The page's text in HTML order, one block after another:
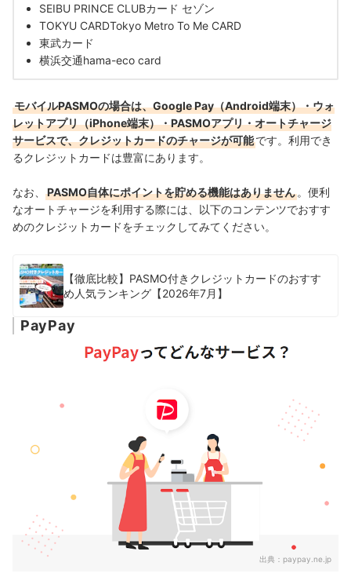
SEIBU PRINCE CLUBカード セゾン
TOKYU CARDTokyo Metro To Me CARD
東武カード
横浜交通hama-eco card
モバイルPASMOの場合は、Google Pay（Android端末）・ウォ
レットアプリ（iPhone端末）・PASMOアプリ・オートチャージ
サービスで、クレジットカードのチャージが可能です。利用でき
るクレジットカードは豊富にあります。
なお、 PASMO自体にポイントを貯める機能はありません 。便利
なオートチャージを利用する際には、以下のコンテンツでおすす
めのクレジットカードをチェックしてみてください。
【徹底比較】PASMO付きクレジットカードのおすす
め人気ランキング【2026年7月】
PayPay
出典： paypay.ne.jp